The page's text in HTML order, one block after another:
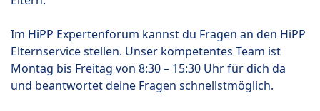
Im HiPP Expertenforum kannst du Fragen an den HiPP
Elternservice stellen. Unser kompetentes Team ist
Montag bis Freitag von 8:30 – 15:30 Uhr für dich da
und beantwortet deine Fragen schnellstmöglich.